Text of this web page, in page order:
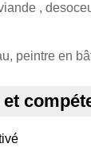
,
peintre en